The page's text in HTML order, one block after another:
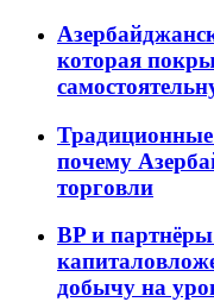
которая
Традиционные
почему
торговли
BP и
добычу на